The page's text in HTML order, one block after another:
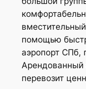
помощью
аэропорт СПб,
Арендованный
перевозит